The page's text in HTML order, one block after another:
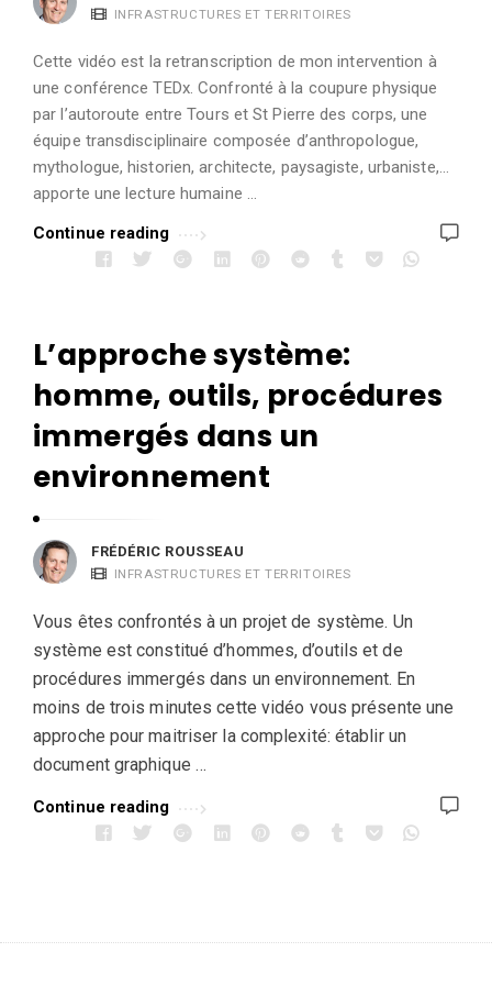
INFRASTRUCTURES ET TERRITOIRES
Cette vidéo est la retranscription de mon intervention à
une conférence TEDx. Confronté à la coupure physique
par l’autoroute entre Tours et St Pierre des corps, une
équipe transdisciplinaire composée d’anthropologue,
mythologue, historien, architecte, paysagiste, urbaniste,…
apporte une lecture humaine …
Continue reading
L’approche système:
homme, outils, procédures
immergés dans un
environnement
FRÉDÉRIC ROUSSEAU
INFRASTRUCTURES ET TERRITOIRES
Vous êtes confrontés à un projet de système. Un
système est constitué d’hommes, d’outils et de
procédures immergés dans un environnement. En
moins de trois minutes cette vidéo vous présente une
approche pour maitriser la complexité: établir un
document graphique …
Continue reading